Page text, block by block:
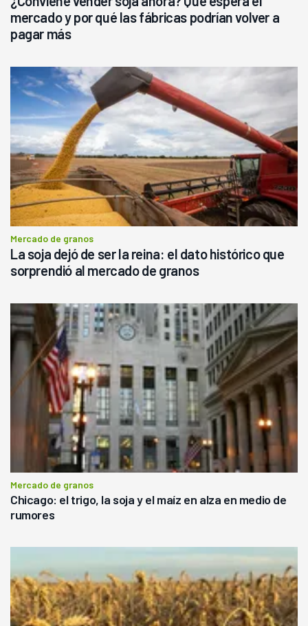
mercado y por qué las fábricas podrían volver a
pagar más
Mercado de granos
La soja dejó de ser la reina: el dato histórico que
sorprendió al mercado de granos
Mercado de granos
Chicago: el trigo, la soja y el maíz en alza en medio de
rumores